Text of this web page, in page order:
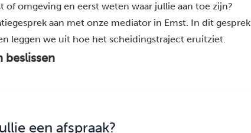
of omgeving en eerst weten waar jullie aan toe zijn?
aan met onze mediator in Emst. In dit gesprek
leggen we uit hoe het scheidingstraject eruitziet.
beslissen
een afspraak?